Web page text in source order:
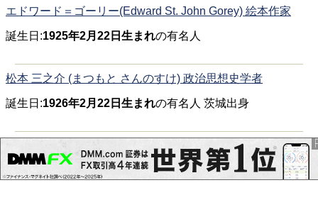
エドワード＝ゴーリー(Edward St. John Gorey) 絵本作家
誕生日:1925年2月22日生まれの有名人
松本 三之介 (まつもと さんのすけ) 政治思想史学者
誕生日:1926年2月22日生まれの有名人 茨城出身